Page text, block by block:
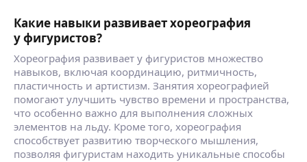
Какие навыки развивает хореография
у фигуристов?
Хореография развивает у фигуристов множество
навыков, включая координацию, ритмичность,
пластичность и артистизм. Занятия хореографией
помогают улучшить чувство времени и пространства,
что особенно важно для выполнения сложных
элементов на льду. Кроме того, хореография
способствует развитию творческого мышления,
позволяя фигуристам находить уникальные способы